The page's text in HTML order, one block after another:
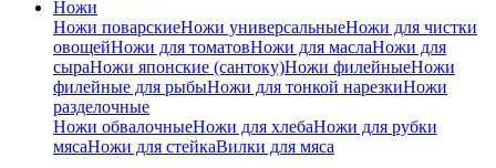
Ножи
Ножи поварскиеНожи универсальныеНожи для чистки
овощейНожи для томатовНожи для маслаНожи для
сыраНожи японские (сантоку)Ножи филейныеНожи
филейные для рыбыНожи для тонкой нарезкиНожи
разделочные
Ножи обвалочныеНожи для хлебаНожи для рубки
мясаНожи для стейкаВилки для мяса